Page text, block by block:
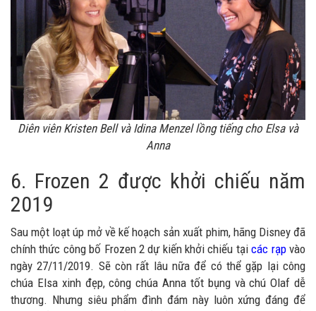
Diên viên Kristen Bell và Idina Menzel lồng tiếng cho Elsa và
Anna
6. Frozen 2 được khởi chiếu năm
2019
Sau một loạt úp mở về kế hoạch sản xuất phim, hãng Disney đã
chính thức công bố Frozen 2 dự kiến khởi chiếu tạicác rạpvào
ngày 27/11/2019. Sẽ còn rất lâu nữa để có thể gặp lại công
chúa Elsa xinh đẹp, công chúa Anna tốt bụng và chú Olaf dễ
thương. Nhưng siêu phẩm đình đám này luôn xứng đáng để